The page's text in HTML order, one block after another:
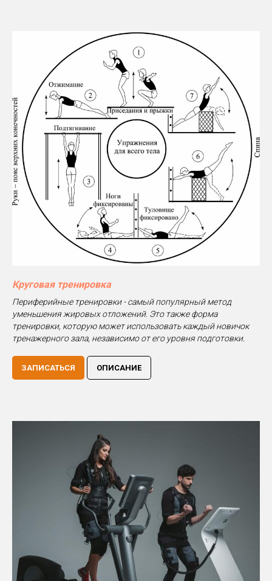
Круговая тренировка
Периферийные тренировки - самый популярный метод
уменьшения жировых отложений. Это также форма
тренировки, которую может использовать каждый новичок
тренажерного зала, независимо от его уровня подготовки.
ЗАПИСАТЬСЯ ОПИСАНИЕ